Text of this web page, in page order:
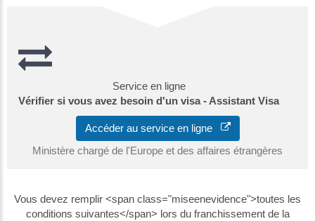
Service en ligne
Vérifier si vous avez besoin d'un visa - Assistant Visa
Accéder au service en ligne
Ministère chargé de l'Europe et des affaires étrangères
Vous devez remplir <span class="miseenevidence">toutes les
conditions suivantes</span> lors du franchissement de la